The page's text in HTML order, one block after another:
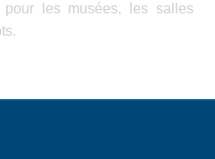
les musées, les salles